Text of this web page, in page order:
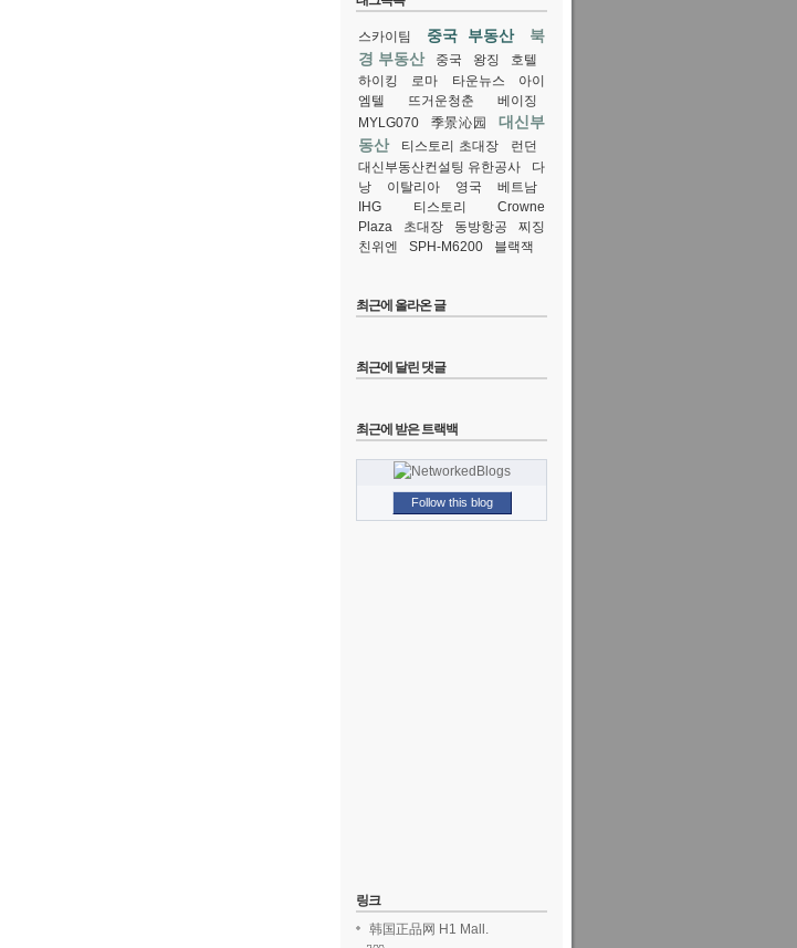
스카이팀 중국 부동산
북
경 부동산
중국 왕징
호텔
하이킹
로마 타운뉴스
아이
엠텔
뜨거운청춘
베이징
MYLG070
季景沁园
대신부
동산
티스토리 초대장
런던
대신부동산컨설팅 유한공사
다
낭
이탈리아 영국
베트남
IHG
티스토리
Crowne
Plaza
초대장 동방항공
찌징
친위엔
SPH-M6200 블랙잭
최근에 올라온 글
최근에 달린 댓글
최근에 받은 트랙백
Follow this blog
링크
韩国正品网 H1 Mall.